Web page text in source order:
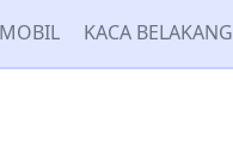
KACA BELAKANG